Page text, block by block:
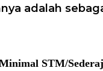
adalah
STM/